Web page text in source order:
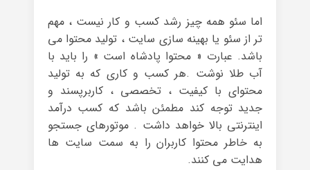
اما سئو همه چیز رشد کسب و کار نیست ، مهم
تر از سئو یا بهینه سازی سایت ، تولید محتوا می
باشد. عبارت « محتوا پادشاه است » را باید با
آب طلا نوشت .هر کسب و کاری که به تولید
محتوای با کیفیت ، تخصصی ، کاربرپسند و
جدید توجه کند مطمئن باشد که کسب درآمد
اینترنتی بالا خواهد داشت . موتورهای جستجو
به خاطر محتوا کاربران را به سمت سایت ها
هدایت می کنند.